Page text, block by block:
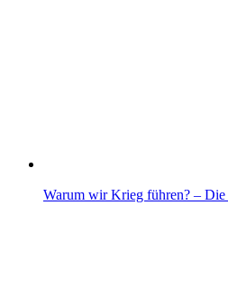
Warum wir Krieg führen? –